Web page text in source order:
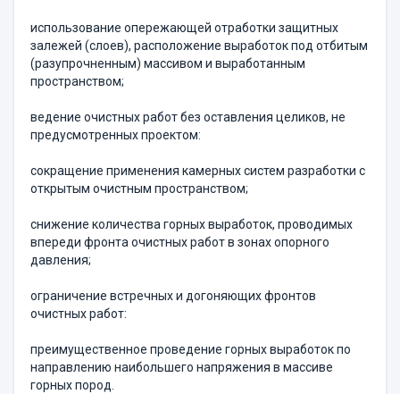
использование опережающей отработки защитных
залежей (слоев), расположение выработок под отбитым
(разупрочненным) массивом и выработанным
пространством;
ведение очистных работ без оставления целиков, не
предусмотренных проектом:
сокращение применения камерных систем разработки с
открытым очистным пространством;
снижение количества горных выработок, проводимых
впереди фронта очистных работ в зонах опорного
давления;
ограничение встречных и догоняющих фронтов
очистных работ:
преимущественное проведение горных выработок по
направлению наибольшего напряжения в массиве
горных пород.